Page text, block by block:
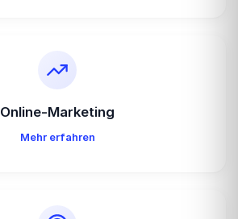
Online-Marketing
Mehr erfahren